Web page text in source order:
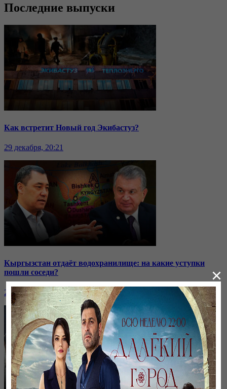
Последние выпуски
Как встретит Новый год Экибастуз?
29 декабря, 20:21
Кыргызстан отдаёт водохранилище: на какие уступки
пошли соседи?
24 ноября, 20:44
×